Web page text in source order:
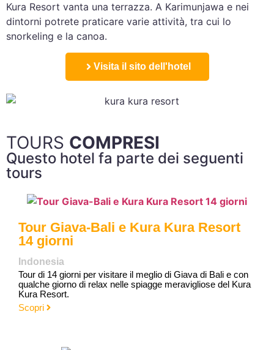
Kura Resort vanta una terrazza. A Karimunjawa e nei
dintorni potrete praticare varie attività, tra cui lo
snorkeling e la canoa.
Visita il sito dell'hotel
TOURS COMPRESI
Questo hotel fa parte dei seguenti
tours
Tour Giava-Bali e Kura Kura Resort
14 giorni
Indonesia
Tour di 14 giorni per visitare il meglio di Giava di Bali e con
qualche giorno di relax nelle spiagge meravigliose del Kura
Kura Resort.
Scopri